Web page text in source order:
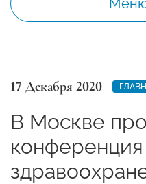
17 Декабря 2020
В Москве